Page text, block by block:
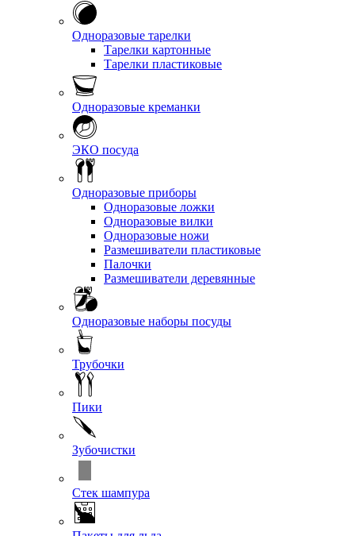
Одноразовые тарелки
Тарелки картонные
Тарелки пластиковые
Одноразовые креманки
ЭКО посуда
Одноразовые приборы
Одноразовые ложки
Одноразовые вилки
Одноразовые ножи
Размешиватели пластиковые
Палочки
Размешиватели деревянные
Одноразовые наборы посуды
Трубочки
Пики
Зубочистки
Стек шампура